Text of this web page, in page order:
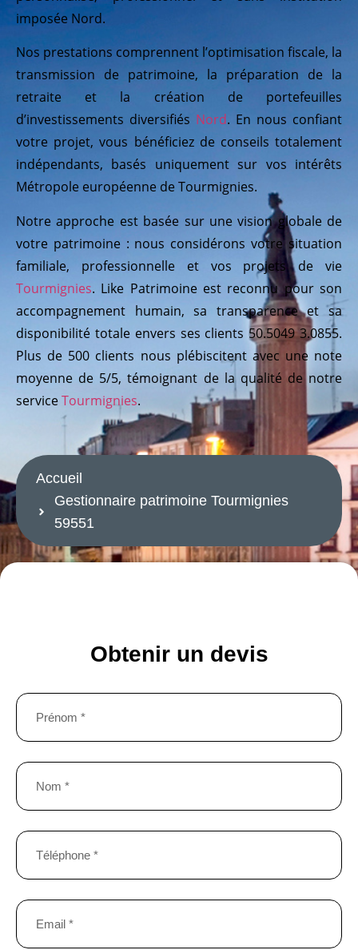
imposée Nord.
Nos prestations comprennent l’optimisation fiscale, la
transmission de patrimoine, la préparation de la
retraite et la création de portefeuilles
d’investissements diversifiés Nord. En nous confiant
votre projet, vous bénéficiez de conseils totalement
indépendants, basés uniquement sur vos intérêts
Métropole européenne de Tourmignies.
Notre approche est basée sur une vision globale de
votre patrimoine : nous considérons votre situation
familiale, professionnelle et vos projets de vie
Tourmignies. Like Patrimoine est reconnu pour son
accompagnement humain, sa transparence et sa
disponibilité totale envers ses clients 50.5049 3.0855.
Plus de 500 clients nous plébiscitent avec une note
moyenne de 5/5, témoignant de la qualité de notre
serviceTourmignies.
Accueil
Gestionnaire patrimoine Tourmignies
59551
Obtenir un devis